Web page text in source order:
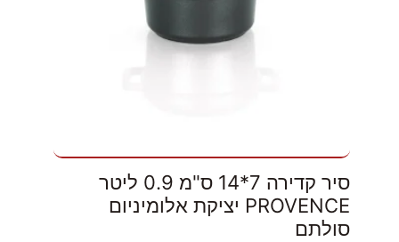
סיר קדירה 7*14 ס"מ 0.9 ליטר
PROVENCE יציקת אלומיניום
סולתם